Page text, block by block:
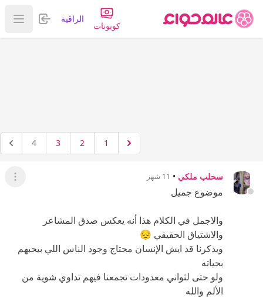
كوبونات
الراقية تسجيل
عرض
1
2
3
4
سحلب ملكي • 11 شهر عرض
موضوع جميل
والاجمل في الكلام هذا أنه يعكس صدق المشاعر
والاشتياق الحقيقي 😔
ويذكرنا قد ايش الإنسان محتاج وجود الناس اللي بيحبهم
بحياته
ولو حتى لثواني معدودات تجمعنا فيهم تداوي شوية من
الألم والله